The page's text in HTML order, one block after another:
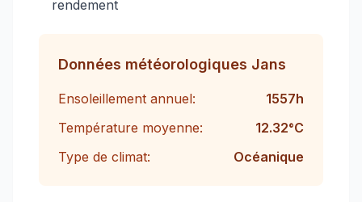
rendement
Données météorologiques Jans
Ensoleillement annuel: 1557h
Température moyenne:
12.32°C
Type de climat:
Océanique